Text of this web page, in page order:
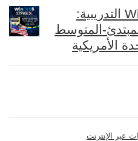
دورة WinOLS & Stage X التدريبية:
المتوسط
الأمريكية
عبر الإنترنت